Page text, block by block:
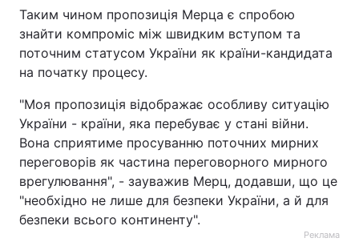
Таким чином пропозиція Мерца є спробою
знайти компроміс між швидким вступом та
поточним статусом України як країни-кандидата
на початку процесу.
"Моя пропозиція відображає особливу ситуацію
України - країни, яка перебуває у стані війни.
Вона сприятиме просуванню поточних мирних
переговорів як частина переговорного мирного
врегулювання", - зауважив Мерц, додавши, що це
"необхідно не лише для безпеки України, а й для
безпеки всього континенту".
Реклама